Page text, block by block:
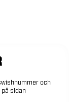
och
på sidan